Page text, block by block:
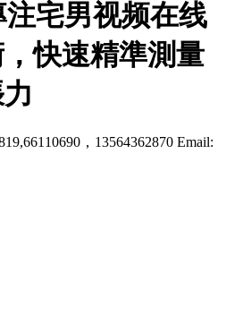
宅男视频在线
快速精準測量
，13564362870 Email: